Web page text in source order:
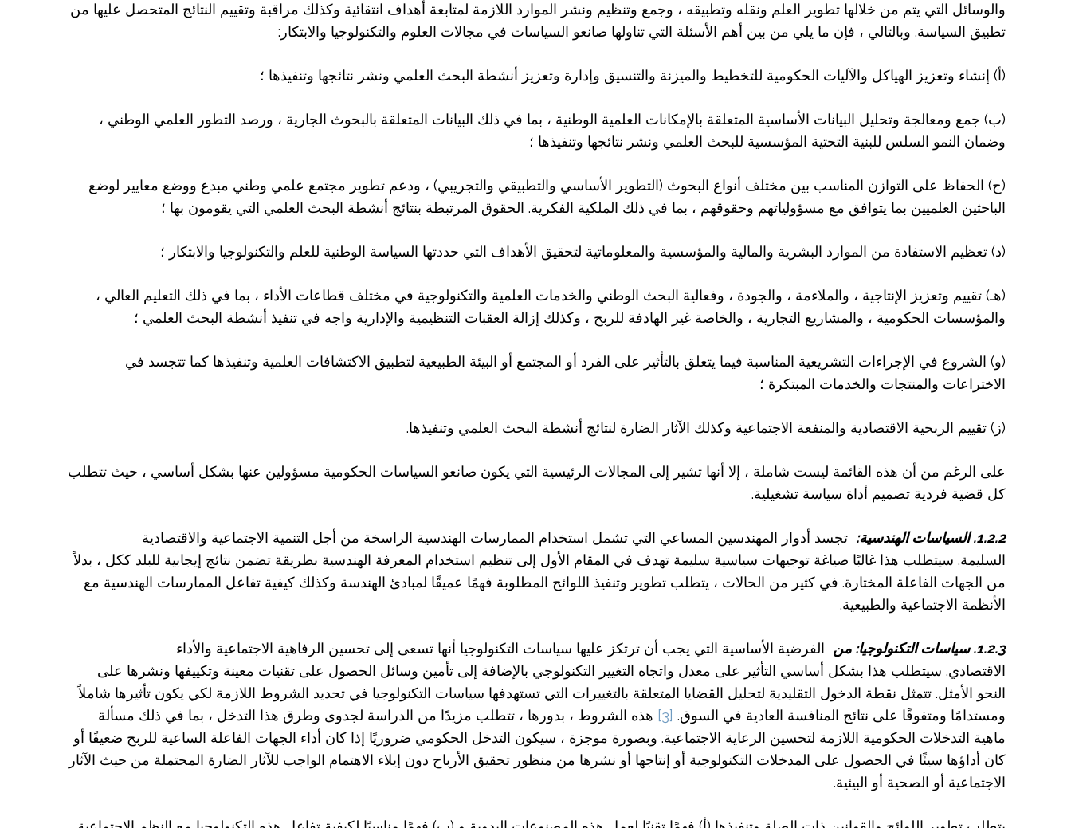
والوسائل التي يتم من خلالها تطوير العلم ونقله وتطبيقه ، وجمع وتنظيم ونشر الموارد اللازمة لمتابعة أهداف انتقائية وكذلك مراقبة وتقييم النتائج المتحصل عليها من
تطبيق السياسة. وبالتالي ، فإن ما يلي من بين أهم الأسئلة التي تناولها صانعو السياسات في مجالات العلوم والتكنولوجيا والابتكار:
(أ) إنشاء وتعزيز الهياكل والآليات الحكومية للتخطيط والميزنة والتنسيق وإدارة وتعزيز أنشطة البحث العلمي ونشر نتائجها وتنفيذها ؛
(ب) جمع ومعالجة وتحليل البيانات الأساسية المتعلقة بالإمكانات العلمية الوطنية ، بما في ذلك البيانات المتعلقة بالبحوث الجارية ، ورصد التطور العلمي الوطني ،
وضمان النمو السلس للبنية التحتية المؤسسية للبحث العلمي ونشر نتائجها وتنفيذها ؛
(ج) الحفاظ على التوازن المناسب بين مختلف أنواع البحوث (التطوير الأساسي والتطبيقي والتجريبي) ، ودعم تطوير مجتمع علمي وطني مبدع ووضع معايير لوضع
الباحثين العلميين بما يتوافق مع مسؤولياتهم وحقوقهم ، بما في ذلك الملكية الفكرية. الحقوق المرتبطة بنتائج أنشطة البحث العلمي التي يقومون بها ؛
(د) تعظيم الاستفادة من الموارد البشرية والمالية والمؤسسية والمعلوماتية لتحقيق الأهداف التي حددتها السياسة الوطنية للعلم والتكنولوجيا والابتكار ؛
(هـ) تقييم وتعزيز الإنتاجية ، والملاءمة ، والجودة ، وفعالية البحث الوطني والخدمات العلمية والتكنولوجية في مختلف قطاعات الأداء ، بما في ذلك التعليم العالي ،
والمؤسسات الحكومية ، والمشاريع التجارية ، والخاصة غير الهادفة للربح ، وكذلك إزالة العقبات التنظيمية والإدارية واجه في تنفيذ أنشطة البحث العلمي ؛
(و) الشروع في الإجراءات التشريعية المناسبة فيما يتعلق بالتأثير على الفرد أو المجتمع أو البيئة الطبيعية لتطبيق الاكتشافات العلمية وتنفيذها كما تتجسد في
الاختراعات والمنتجات والخدمات المبتكرة ؛
(ز) تقييم الربحية الاقتصادية والمنفعة الاجتماعية وكذلك الآثار الضارة لنتائج أنشطة البحث العلمي وتنفيذها.
على الرغم من أن هذه القائمة ليست شاملة ، إلا أنها تشير إلى المجالات الرئيسية التي يكون صانعو السياسات الحكومية مسؤولين عنها بشكل أساسي ، حيث تتطلب
كل قضية فردية تصميم أداة سياسة تشغيلية.
1.2.2. السياسات الهندسية:
تجسد أدوار المهندسين المساعي التي تشمل استخدام الممارسات الهندسية الراسخة من أجل التنمية الاجتماعية والاقتصادية
السليمة. سيتطلب هذا غالبًا صياغة توجيهات سياسية سليمة تهدف في المقام الأول إلى تنظيم استخدام المعرفة الهندسية بطريقة تضمن نتائج إيجابية للبلد ككل ، بدلاً
من الجهات الفاعلة المختارة. في كثير من الحالات ، يتطلب تطوير وتنفيذ اللوائح المطلوبة فهمًا عميقًا لمبادئ الهندسة وكذلك كيفية تفاعل الممارسات الهندسية مع
الأنظمة الاجتماعية والطبيعية.
1.2.3. سياسات التكنولوجيا: من
الفرضية الأساسية التي يجب أن ترتكز عليها سياسات التكنولوجيا أنها تسعى إلى تحسين الرفاهية الاجتماعية والأداء
الاقتصادي. سيتطلب هذا بشكل أساسي التأثير على معدل واتجاه التغيير التكنولوجي بالإضافة إلى تأمين وسائل الحصول على تقنيات معينة وتكييفها ونشرها على
النحو الأمثل. تتمثل نقطة الدخول التقليدية لتحليل القضايا المتعلقة بالتغييرات التي تستهدفها سياسات التكنولوجيا في تحديد الشروط اللازمة لكي يكون تأثيرها شاملاً
ومستدامًا ومتفوقًا على نتائج المنافسة العادية في السوق. [3]
هذه الشروط ، بدورها ، تتطلب مزيدًا من الدراسة لجدوى وطرق هذا التدخل ، بما في ذلك مسألة
ماهية التدخلات الحكومية اللازمة لتحسين الرعاية الاجتماعية. وبصورة موجزة ، سيكون التدخل الحكومي ضروريًا إذا كان أداء الجهات الفاعلة الساعية للربح ضعيفًا أو
كان أداؤها سيئًا في الحصول على المدخلات التكنولوجية أو إنتاجها أو نشرها من منظور تحقيق الأرباح دون إيلاء الاهتمام الواجب للآثار الضارة المحتملة من حيث الآثار
الاجتماعية أو الصحية أو البيئية.